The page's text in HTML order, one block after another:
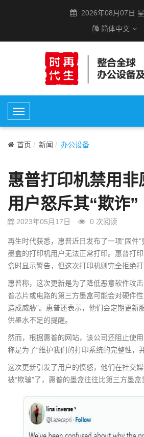
2026年08月07日
简体中文
T
o
g
e
N
a
v
i
g
a
t
o
n
首页 新闻 办公设备
惠普打印机禁用非
用户怒斥其“欺诈”
2023年05月17日 0 次阅读
再生时代获悉，惠普近日发布了一项“固件
墨盒的打印机用户无法正常打印。惠普打
盒时显示警告，但这次打印机则完全拒绝打
惠普称，这次更新是为了降低恶意软件攻
普芯片或电路的第三方墨盒可能会对硬件
造成威胁”。惠普还表示，他们会定期更新
供墨水不足的提醒。
然而，根据惠普的网站，该公司还阻止使
称是为了“维护我们的打印系统的完整性，
这次更新引发了用户的愤怒，他们在社交
被“欺骗”了，惠普的墨盒往往比第三方墨盒